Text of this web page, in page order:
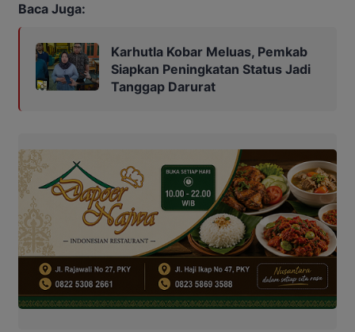
Baca Juga:
Karhutla Kobar Meluas, Pemkab
Siapkan Peningkatan Status Jadi
Tanggap Darurat